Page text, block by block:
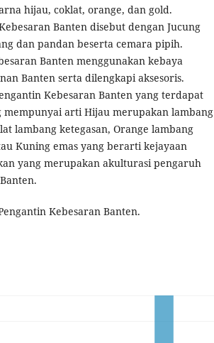
hijau, coklat, orange, dan gold.
Banten disebut dengan Jucung
dan pandan beserta cemara pipih.
Banten menggunakan kebaya
Banten serta dilengkapi aksesoris.
Kebesaran Banten yang terdapat
mempunyai arti Hijau merupakan lambang
lambang ketegasan, Orange lambang
Kuning emas yang berarti kejayaan
yang merupakan akulturasi pengaruh
Kebesaran Banten.